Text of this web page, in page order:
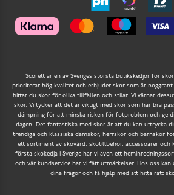
Scorett är en av Sveriges största butikskedjor för
prioriterar hög kvalitet och erbjuder skor som är
hittar du skor för olika tillfällen och stilar. Vi värnar
skor. Vi tycker att det är viktigt med skor som har bra
dämpning för att minska risken för fotproblem och ge
dagen. Det fantastiska med skor är att du kan uttrycka
trendiga och klassiska damskor, herrskor och barnskor
ett sortiment av skovård, skotillbehör, accessoarer och
första skokedja i Sverige har vi även ett
och vår kundservice har vi fått utmärkelser. Hos oss kan
dina frågor och få hjälp med att hitta rätt